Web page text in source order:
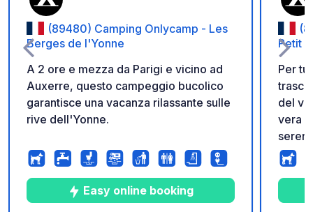
(89480) Camping Onlycamp - Les
Berges de l'Yonne
A 2 ore e mezza da Parigi e vicino ad
Auxerre, questo campeggio bucolico
garantisce una vacanza rilassante sulle
rive dell'Yonne.
Easy online booking
Petit
Per
del
vera